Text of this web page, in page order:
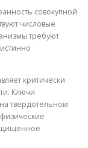
совокупной
числовые
требуют
критически
Ключи
твердотельном